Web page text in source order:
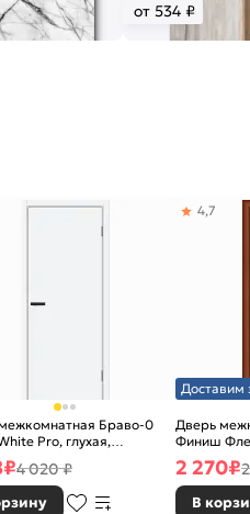
от 534 ₽
Браво-0
Pro, глухая,
щитовая
₽4 020 ₽
Доставим
Дверь
Финиш
Л-11
каркасно-
4,7
2 270₽
В